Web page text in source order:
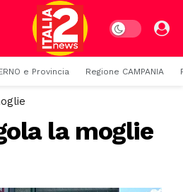
Dark mode
e Provincia Regione CAMPANIA
la moglie